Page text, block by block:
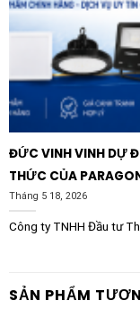
ĐỨC VINH VINH DỰ
THỨC CỦA
Tháng 5 18, 2026
Công ty TNHH Đầu tư
SẢN PHẨM